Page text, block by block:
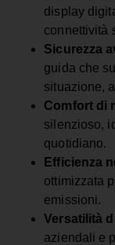
display
connettività
Sicurezza
guida che
situazione,
Comfort di
silenzioso,
quotidiano.
Efficienza
ottimizzata
emissioni.
Versatilità
aziendali e